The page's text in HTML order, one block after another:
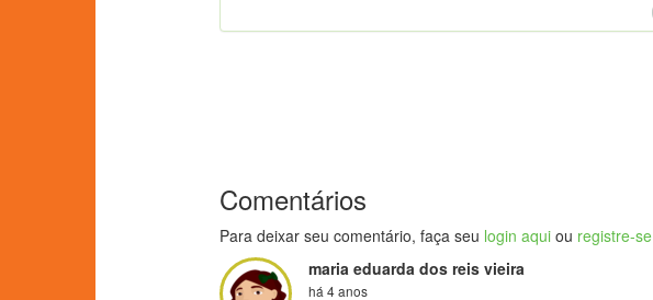
Comentários
Para deixar seu comentário, faça seu login aquiou registre-se
maria eduarda dos reis vieira
há 4 anos